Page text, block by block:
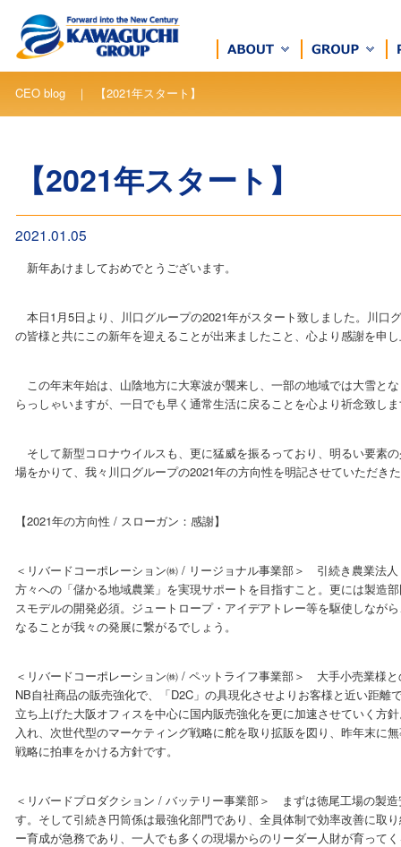
CEO blog ｜ 【2021年スタート】
【2021年スタート】
2021.01.05
新年あけましておめでとうございます。
本日1月5日より、川口グループの2021年がスタート致しました。川口
の皆様と共にこの新年を迎えることが出来ましたこと、心より感謝を申
この年末年始は、山陰地方に大寒波が襲来し、一部の地域では大雪と
らっしゃいますが、一日でも早く通常生活に戻ることを心より祈念致し
そして新型コロナウイルスも、更に猛威を振るっており、明るい要素
場をかりて、我々川口グループの2021年の方向性を明記させていただき
【2021年の方向性 / スローガン：感謝】
＜リバードコーポレーション㈱ / リージョナル事業部＞ 引続き農業法
方々への「儲かる地域農業」を実現サポートを目指すこと。更には製造
スモデルの開発必須。ジュートロープ・アイデアトレー等を駆使しなが
なることが我々の発展に繋がるでしょう。
＜リバードコーポレーション㈱ / ペットライフ事業部＞ 大手小売業様
NB自社商品の販売強化で、「D2C」の具現化させよりお客様と近い距離
立ち上げた大阪オフィスを中心に国内販売強化を更に加速させていく方
入れ、次世代型のマーケティング戦略に舵を取り拡販を図り、昨年末に
戦略に拍車をかける方針です。
＜リバードプロダクション / バッテリー事業部＞ まずは徳尾工場の製
す。そして引続き円筒係は最強化部門であり、全員体制で効率改善に取
ー育成が急務であり、一人でも多くの現場からのリーダー人財が育って